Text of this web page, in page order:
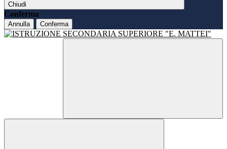
Chiudi
Conferma
Annulla Conferma